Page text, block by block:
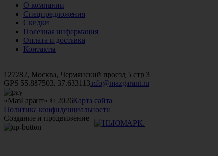
О компании
Спецпредложения
Скидки
Полезная информация
Оплата и доставка
Контакты
127282, Москва, Чермянский проезд 5 стр.3
GPS 55.887503, 37.633113info@mazgarant.ru
«МазГарант» © 2026Карта сайта
Политика конфиденциальности
Создание и продвижение